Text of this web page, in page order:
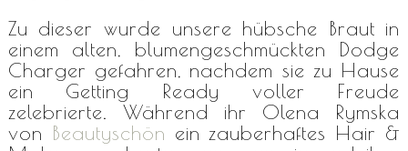
Zu dieser wurde unsere hübsche Braut in
einem alten, blumengeschmückten Dodge
Charger gefahren, nachdem sie zu Hause
ein Getting Ready voller Freude
zelebrierte. Während ihr Olena Rymska
von Beautyschön ein zauberhaftes Hair &